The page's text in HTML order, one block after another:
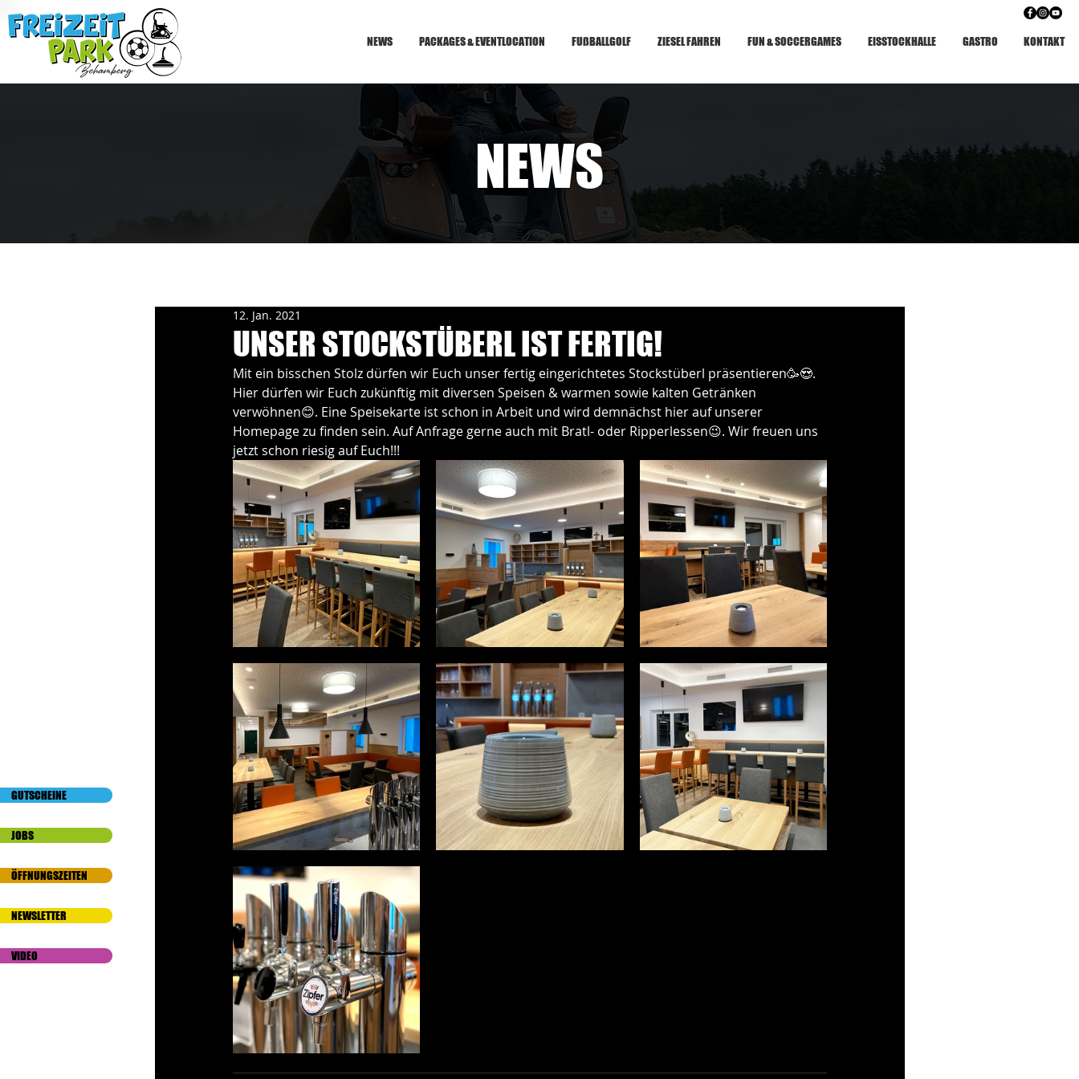
NEWS PACKAGES & EVENTLOCATION FUßBALLGOLF ZIESEL FAHREN FUN & SOCCERGAMES EISSTOCKHALLE GASTRO KONTAKT
NEWSLETTER
ÖFFNUNGSZEITEN
GUTSCHEINE
JOBS
VIDEO
NEWS
NEWS
UNSER STOCKSTÜBERL IST FERTIG!
12. Jan. 2021
Mit ein bisschen Stolz dürfen wir Euch unser fertig eingerichtetes Stockstüberl präsentieren🥳😍.
Hier dürfen wir Euch zukünftig mit diversen Speisen & warmen sowie kalten Getränken
verwöhnen😊. Eine Speisekarte ist schon in Arbeit und wird demnächst hier auf unserer
Homepage zu finden sein. Auf Anfrage gerne auch mit Bratl- oder Ripperlessen😉. Wir freuen uns
jetzt schon riesig auf Euch!!!